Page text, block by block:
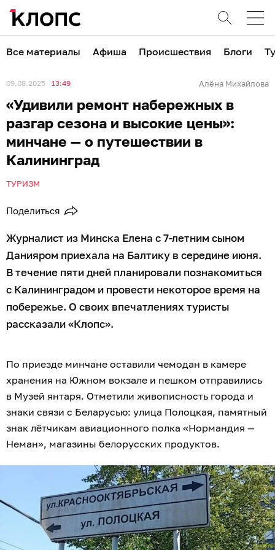
Все материалы Афиша Происшествия Блоги
09.08.2025 13:49 Алёна Михайлова
«Удивили ремонт набережных в
разгар сезона и высокие цены»:
минчане — о путешествии в
Калининград
ТУРИЗМ
Поделиться
Журналист из Минска Елена с 7-летним сыном
Данияром приехала на Балтику в середине июня.
В течение пяти дней планировали познакомиться
с Калининградом и провести некоторое время на
побережье. О своих впечатлениях туристы
рассказали «Клопс».
По приезде минчане оставили чемодан в камере
хранения на Южном вокзале и пешком отправились
в Музей янтаря. Отметили живописность города и
знаки связи с Беларусью: улица Полоцкая, памятный
знак лётчикам авиационного полка «Нормандия —
Неман», магазины белорусских продуктов.